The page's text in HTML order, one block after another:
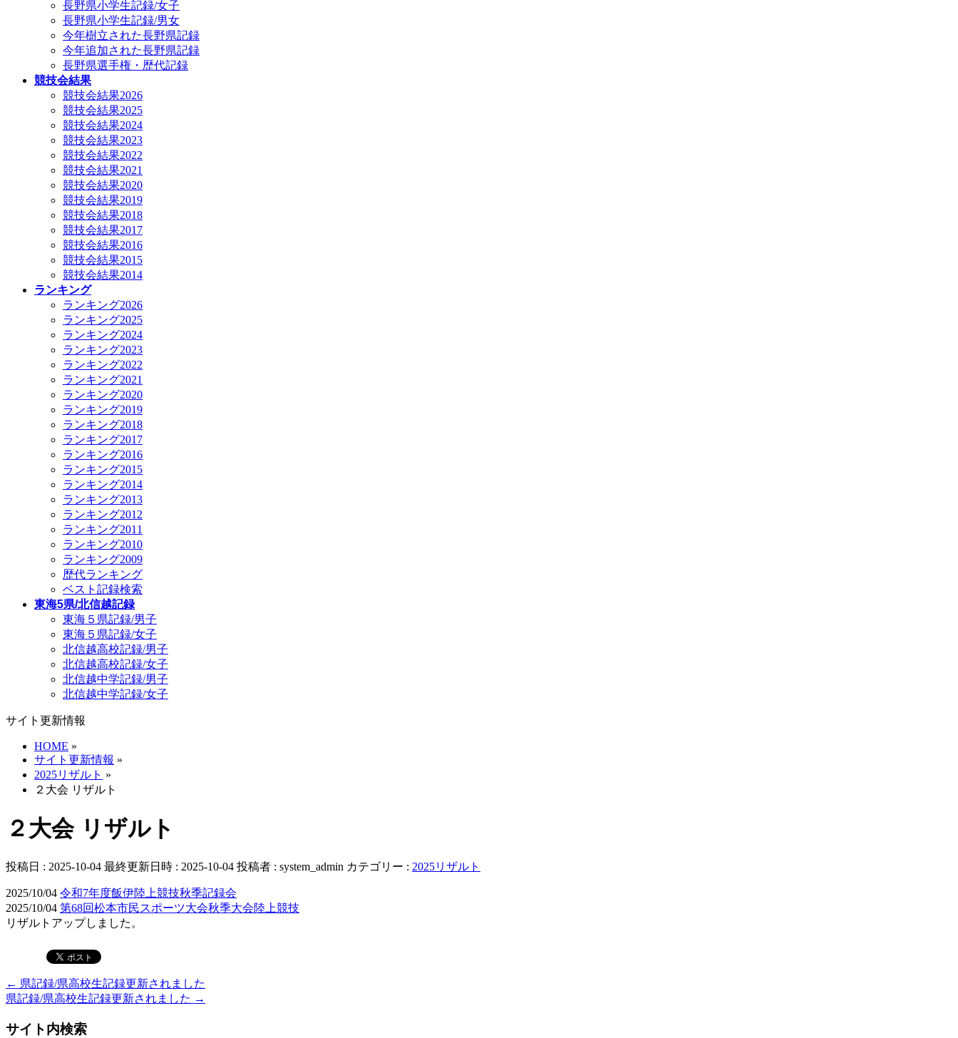
長野県小学生記録/女子
長野県小学生記録/男女
今年樹立された長野県記録
今年追加された長野県記録
長野県選手権・歴代記録
競技会結果
競技会結果2026
競技会結果2025
競技会結果2024
競技会結果2023
競技会結果2022
競技会結果2021
競技会結果2020
競技会結果2019
競技会結果2018
競技会結果2017
競技会結果2016
競技会結果2015
競技会結果2014
ランキング
ランキング2026
ランキング2025
ランキング2024
ランキング2023
ランキング2022
ランキング2021
ランキング2020
ランキング2019
ランキング2018
ランキング2017
ランキング2016
ランキング2015
ランキング2014
ランキング2013
ランキング2012
ランキング2011
ランキング2010
ランキング2009
歴代ランキング
ベスト記録検索
東海5県/北信越記録
東海５県記録/男子
東海５県記録/女子
北信越高校記録/男子
北信越高校記録/女子
北信越中学記録/男子
北信越中学記録/女子
サイト更新情報
HOME »
サイト更新情報 »
2025リザルト »
２大会 リザルト
２大会 リザルト
投稿日 : 2025-10-04 最終更新日時 : 2025-10-04 投稿者 : system_admin カテゴリー : 2025リザルト
2025/10/04 令和7年度飯伊陸上競技秋季記録会
2025/10/04 第68回松本市民スポーツ大会秋季大会陸上競技
リザルトアップしました。
← 県記録/県高校生記録更新されました
県記録/県高校生記録更新されました →
サイト内検索